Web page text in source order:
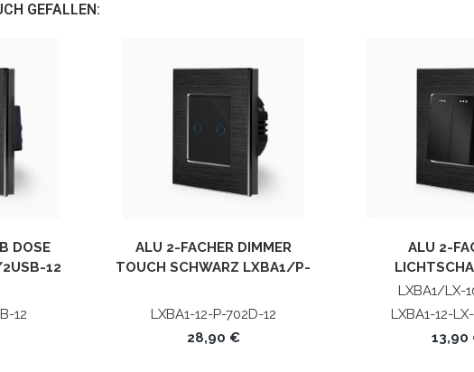
GEFALLEN:
DOSE
12
12
ALU 2-FACHER DIMMER
TOUCH SCHWARZ LXBA1/P-
LXBA1-12-P-702D-12
28,90 €
ALU 2-
LXBA1/LX-
LXBA1-12-
13,90